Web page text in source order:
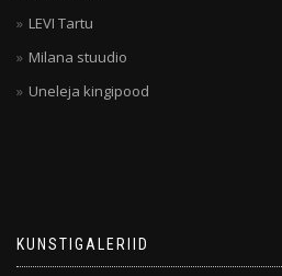
LEVI Tartu
Milana stuudio
Uneleja kingipood
KUNSTIGALERIID